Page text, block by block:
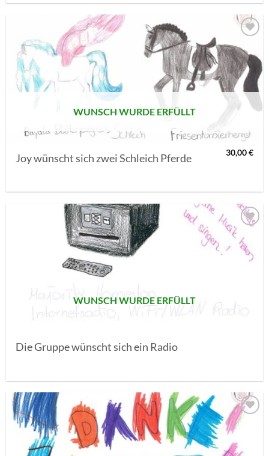
AUF MEINE
MERKLISTE
SETZEN
WUNSCH WURDE ERFÜLLT
Joy wünscht sich zwei Schleich Pferde 30,00€
AUF MEINE
MERKLISTE
SETZEN
WUNSCH WURDE ERFÜLLT
Die Gruppe wünscht sich ein Radio
AUF MEINE
MERKLISTE
SETZEN